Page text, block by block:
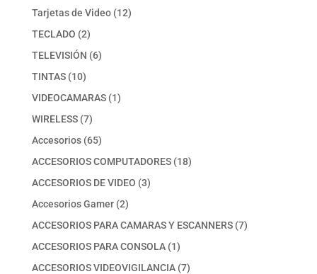
Tarjetas de Video 1212
TECLADO 22
productos
TELEVISIÓN 66
TINTAS 1010
productos
VIDEOCAMARAS 11
WIRELESS 77
productos
Accesorios 6565
productos
ACCESORIOS COMPUTADORES 1818
ACCESORIOS DE VIDEO 33
Accesorios Gamer 22
productos
ACCESORIOS PARA CAMARAS Y ESCANNERS 77
ACCESORIOS PARA CONSOLA 11
producto
ACCESORIOS VIDEOVIGILANCIA 77